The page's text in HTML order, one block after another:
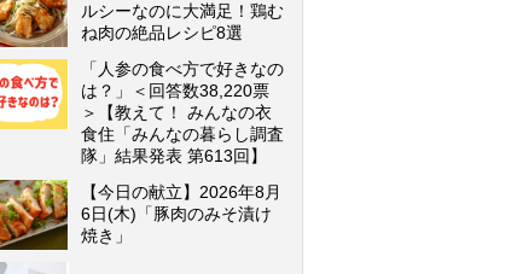
ルシーなのに大満足！鶏む
ね肉の絶品レシピ8選
「人参の食べ方で好きなの
は？」＜回答数38,220票
＞【教えて！ みんなの衣
食住「みんなの暮らし調査
隊」結果発表 第613回】
【今日の献立】2026年8月
6日(木)「豚肉のみそ漬け
焼き」